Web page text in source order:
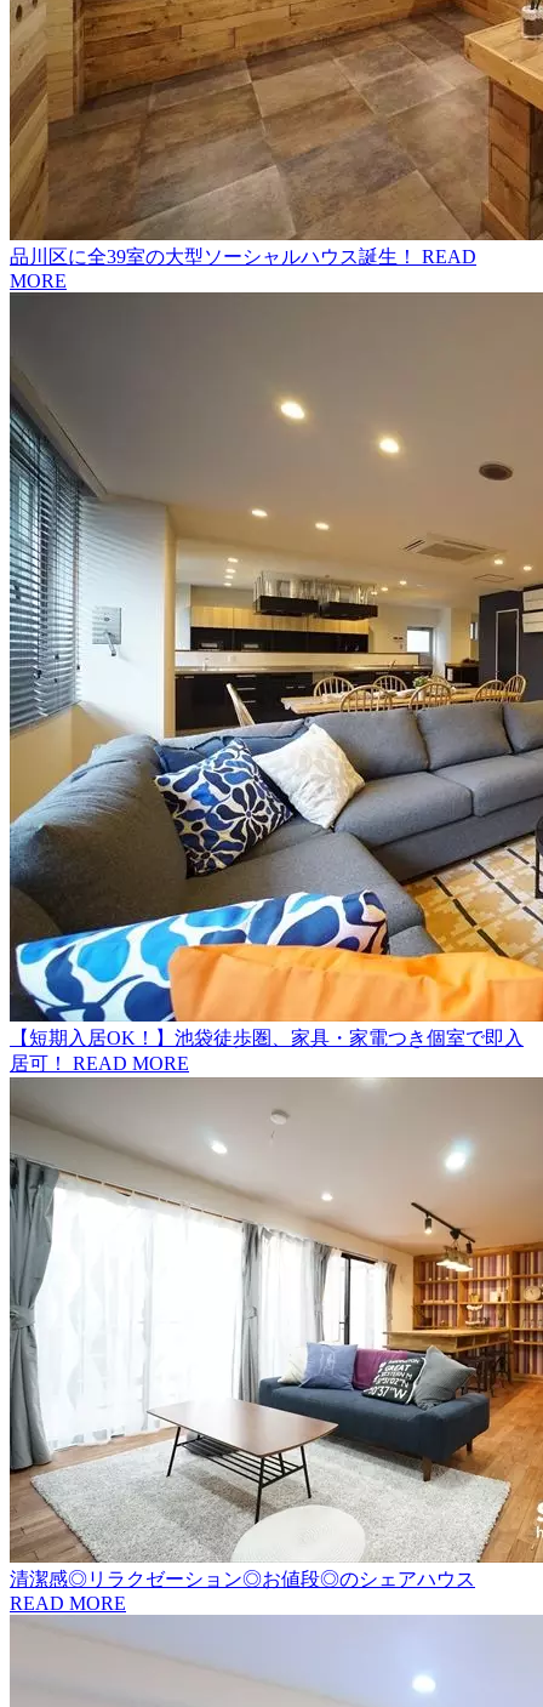
品川区に全39室の大型ソーシャルハウス誕生！
READ
MORE
【短期入居OK！】池袋徒歩圏、家具・家電つき個室で即入
居可！
READ MORE
清潔感◎リラクゼーション◎お値段◎のシェアハウス
READ MORE